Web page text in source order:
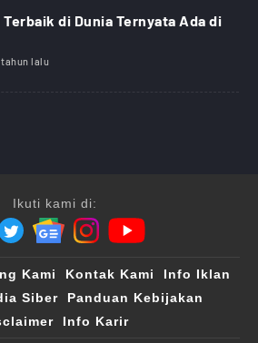
Terbaik di Dunia Ternyata Ada di
lalu
Ikuti kami di:
Kami Kontak Kami
Info Iklan
Siber
Panduan Kebijakan
Info Karir